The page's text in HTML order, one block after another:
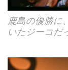
鹿島の優勝に
いたジーコだ